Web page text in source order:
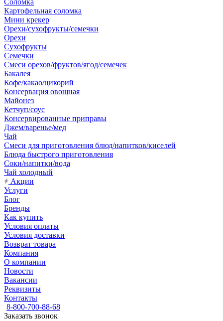
Соломка
Картофельная соломка
Мини крекер
Орехи/сухофрукты/семечки
Орехи
Сухофрукты
Семечки
Смеси орехов/фруктов/ягод/семечек
Бакалея
Кофе/какао/цикорий
Консервация овощная
Майонез
Кетчуп/соус
Консервированные приправы
Джем/варенье/мед
Чай
Смеси для приготовления блюд/напитков/киселей
Блюда быстрого приготовления
Соки/напитки/вода
Чай холодный
Акции
Услуги
Блог
Бренды
Как купить
Условия оплаты
Условия доставки
Возврат товара
Компания
О компании
Новости
Вакансии
Реквизиты
Контакты
8-800-700-88-68
Заказать звонок